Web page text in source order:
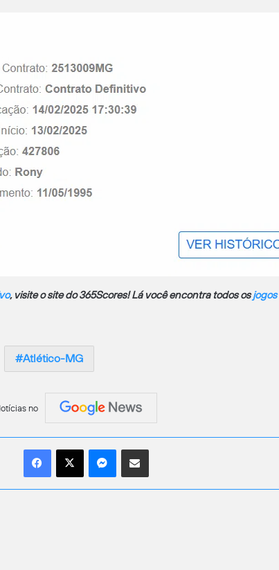
, visite o site do 365Scores! Lá você encontra todos os
Atlético-MG
no
Facebook
X MessengerCompartilhar por e-mail